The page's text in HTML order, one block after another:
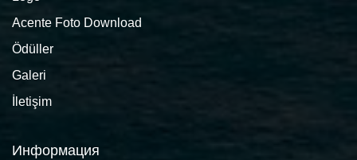
Acente Foto Download
Ödüller
Galeri
İletişim
Информация